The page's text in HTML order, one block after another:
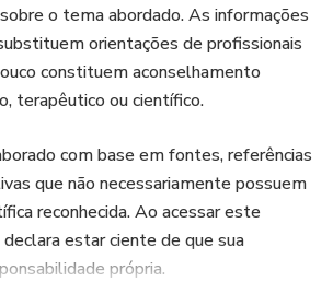
o tema abordado. As informações
orientações de profissionais
constituem aconselhamento
terapêutico ou científico.
com base em fontes, referências
que não necessariamente possuem
reconhecida. Ao acessar este
estar ciente de que sua
própria.